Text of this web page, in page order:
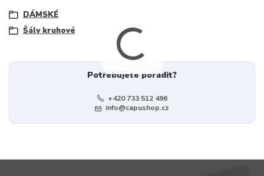
DÁMSKÉ
Šály kruhové
Potřebujete poradit?
+420 733 512 496
info@capushop.cz